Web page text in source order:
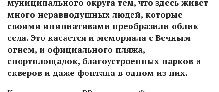
муниципального округа тем, что здесь живет
много неравнодушных людей, которые
своими инициативами преобразили облик
села. Это касается и мемориала с Вечным
огнем, и официального пляжа,
спортплощадок, благоустроенных парков и
скверов и даже фонтана в одном из них.